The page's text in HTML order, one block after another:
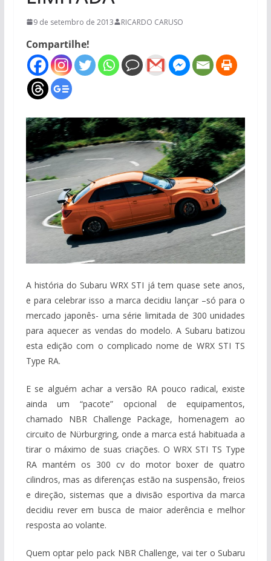
9 de setembro de 2013 RICARDO CARUSO
Compartilhe!
A história do Subaru WRX STI já tem quase sete anos,
e para celebrar isso a marca decidiu lançar –só para o
mercado japonês- uma série limitada de 300 unidades
para aquecer as vendas do modelo. A Subaru batizou
esta edição com o complicado nome de WRX STI TS
Type RA.
E se alguém achar a versão RA pouco radical, existe
ainda um “pacote” opcional de equipamentos,
chamado NBR Challenge Package, homenagem ao
circuito de Nϋrburgring, onde a marca está habituada a
tirar o máximo de suas criações. O WRX STI TS Type
RA mantém os 300 cv do motor boxer de quatro
cilindros, mas as diferenças estão na suspensão, freios
e direção, sistemas que a divisão esportiva da marca
decidiu rever em busca de maior aderência e melhor
resposta ao volante.
Quem optar pelo pack NBR Challenge, vai ter o Subaru